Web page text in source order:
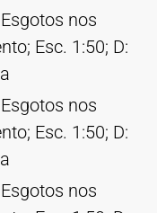
nos
Esc. 1:50; D:
nos
Esc. 1:50; D:
nos